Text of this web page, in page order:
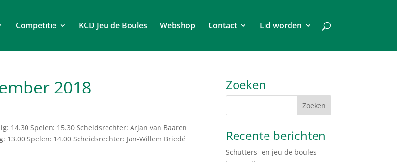
Competitie KCD Jeu de Boules Webshop Contact Lid worden
2018
14.30 Spelen: 15.30 Scheidsrechter: Arjan van Baaren
13.00 Spelen: 14.00 Scheidsrechter: Jan-Willem Briedé
Zoeken
Recente berichten
Schutters- en jeu de boules